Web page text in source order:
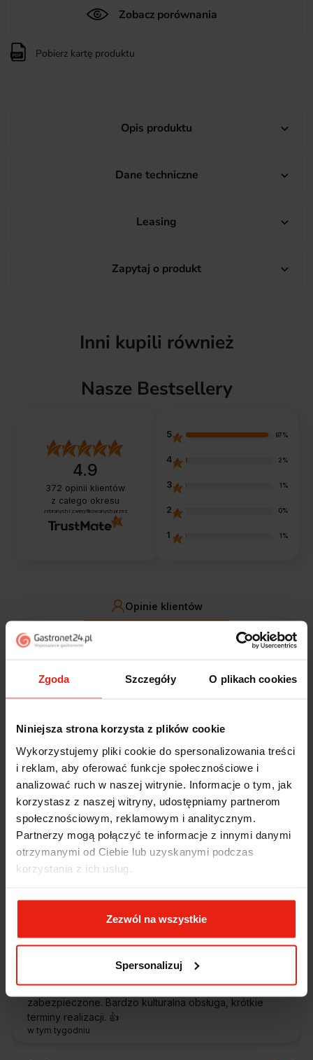
Zgoda Szczegóły O plikach cookies
Niniejsza strona korzysta z plików cookie
Wykorzystujemy pliki cookie do spersonalizowania treści
i reklam, aby oferować funkcje społecznościowe i
analizować ruch w naszej witrynie. Informacje o tym, jak
korzystasz z naszej witryny, udostępniamy partnerom
społecznościowym, reklamowym i analitycznym.
Partnerzy mogą połączyć te informacje z innymi danymi
otrzymanymi od Ciebie lub uzyskanymi podczas
korzystania z ich usług.
Zezwól na wszystkie
Spersonalizuj
Zobacz porównania
Pobierz kartę produktu
Opis produktu 
Dane techniczne 
Leasing 
Zapytaj o produkt 
Inni kupili również
Nasze Bestsellery
4.9
372 opinii klientów
z całego okresu
zebranych i zweryfikowanych przez
5 97%
4 2%
3 1%
2 0%
1 1%
Opinie klientów
filtry
Jak zbieramy opinie?
Alicja
Jestem zaskoczona, że ta paczka dotarła do mnie tak
szybko. Paczka dotarła cała i zdrowa. Szybko,
sprawnie, bez problemów. Bardzo pomocna obsługa
klienta.
wczoraj
zweryfikowano
5
Ekspresowa realizacja zamówienia. Towar zgodny z
oczekiwaniami. Sprzedawca profesjonalny i godny
w tym tygodniu
Piotr zweryfikowano
Ekspresowa dostawa, super. Obsługa bardzo pomocna,
chętnie podpowie i doradzi. Opakowanie dokładnie
zabezpieczone. Bardzo kulturalna obsługa, krótkie
terminy realizacji. 👍️
w tym tygodniu